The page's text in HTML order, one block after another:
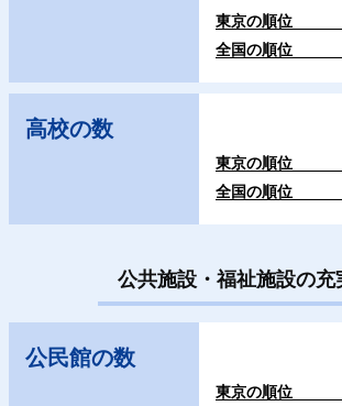
東京の順位
全国の順位
高校の数
東京の順位
全国の順位
公共施設・福祉施設の充
公民館の数
東京の順位